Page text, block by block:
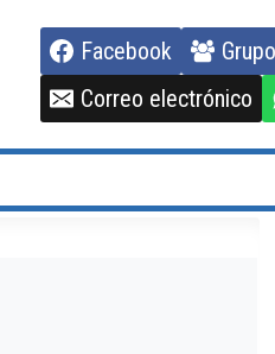
Facebook
Correo electrónico